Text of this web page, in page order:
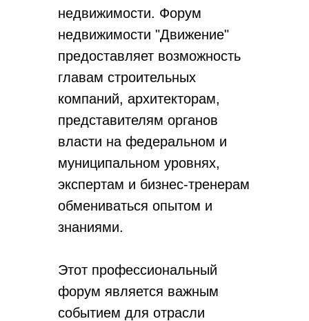
недвижимости. Форум
недвижимости "Движение"
предоставляет возможность
главам строительных
компаний, архитекторам,
представителям органов
власти на федеральном и
муниципальном уровнях,
экспертам и бизнес-тренерам
обмениваться опытом и
знаниями.
Этот профессиональный
форум является важным
событием для отрасли